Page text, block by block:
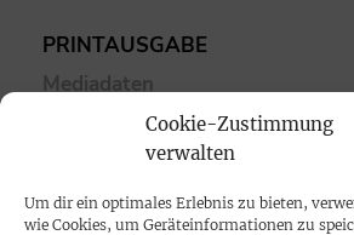
Cookie-Zustimmung
verwalten
Um dir ein optimales Erlebnis zu bieten,
wie Cookies, um Geräteinformationen zu
PRINTAUSGABE
Mediadaten
PROKOMPAKT
Impressum